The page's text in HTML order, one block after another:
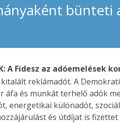
bünteti
A Fidesz az adóemelések
reklámadót. A
áfa és munkát terhelő adók
energetikai különadót,
és útdíjat is